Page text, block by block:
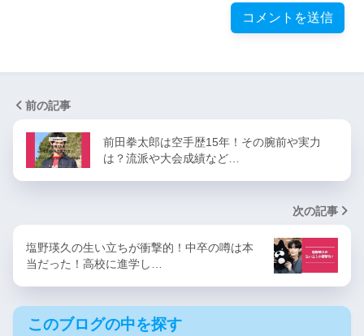
前の記事
前田拳太郎は空手歴15年！その腕前や実力
は？流派や大会成績など…
次の記事
塩野瑛久の生い立ちが衝撃的！中卒の噂は本
当だった！高校に進学し…
このブログの中を探す